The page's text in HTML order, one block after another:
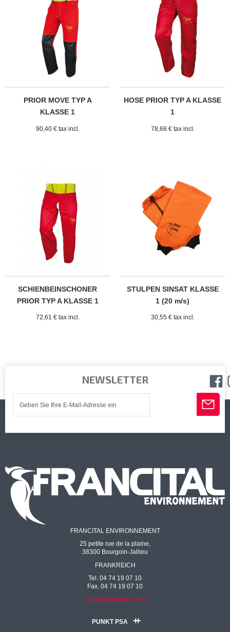
PRIOR MOVE TYP A
KLASSE 1
90,40 € tax incl.
HOSE PRIOR TYP A KLASSE
1
78,68 € tax incl.
SCHIENBEINSCHONER
PRIOR TYP A KLASSE 1
72,61 € tax incl.
STULPEN SINSAT KLASSE
1 (20 m/s)
30,55 € tax incl.
NEWSLETTER
FRANCITAL ENVIRONNEMENT
25 petite rue de la plaine,
38300 Bourgoin-Jallieu
FRANKREICH
Tel. 04 74 19 07 10
Fax. 04 74 19 07 10
contact@francital.com
PUNKT PSA